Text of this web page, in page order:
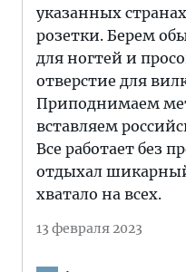
указанных
розетки. Берем
для ногтей и
отверстие для
Приподнимаем
вставляем
Все работает без
отдыхал
хватало на всех.
13 февраля 2023